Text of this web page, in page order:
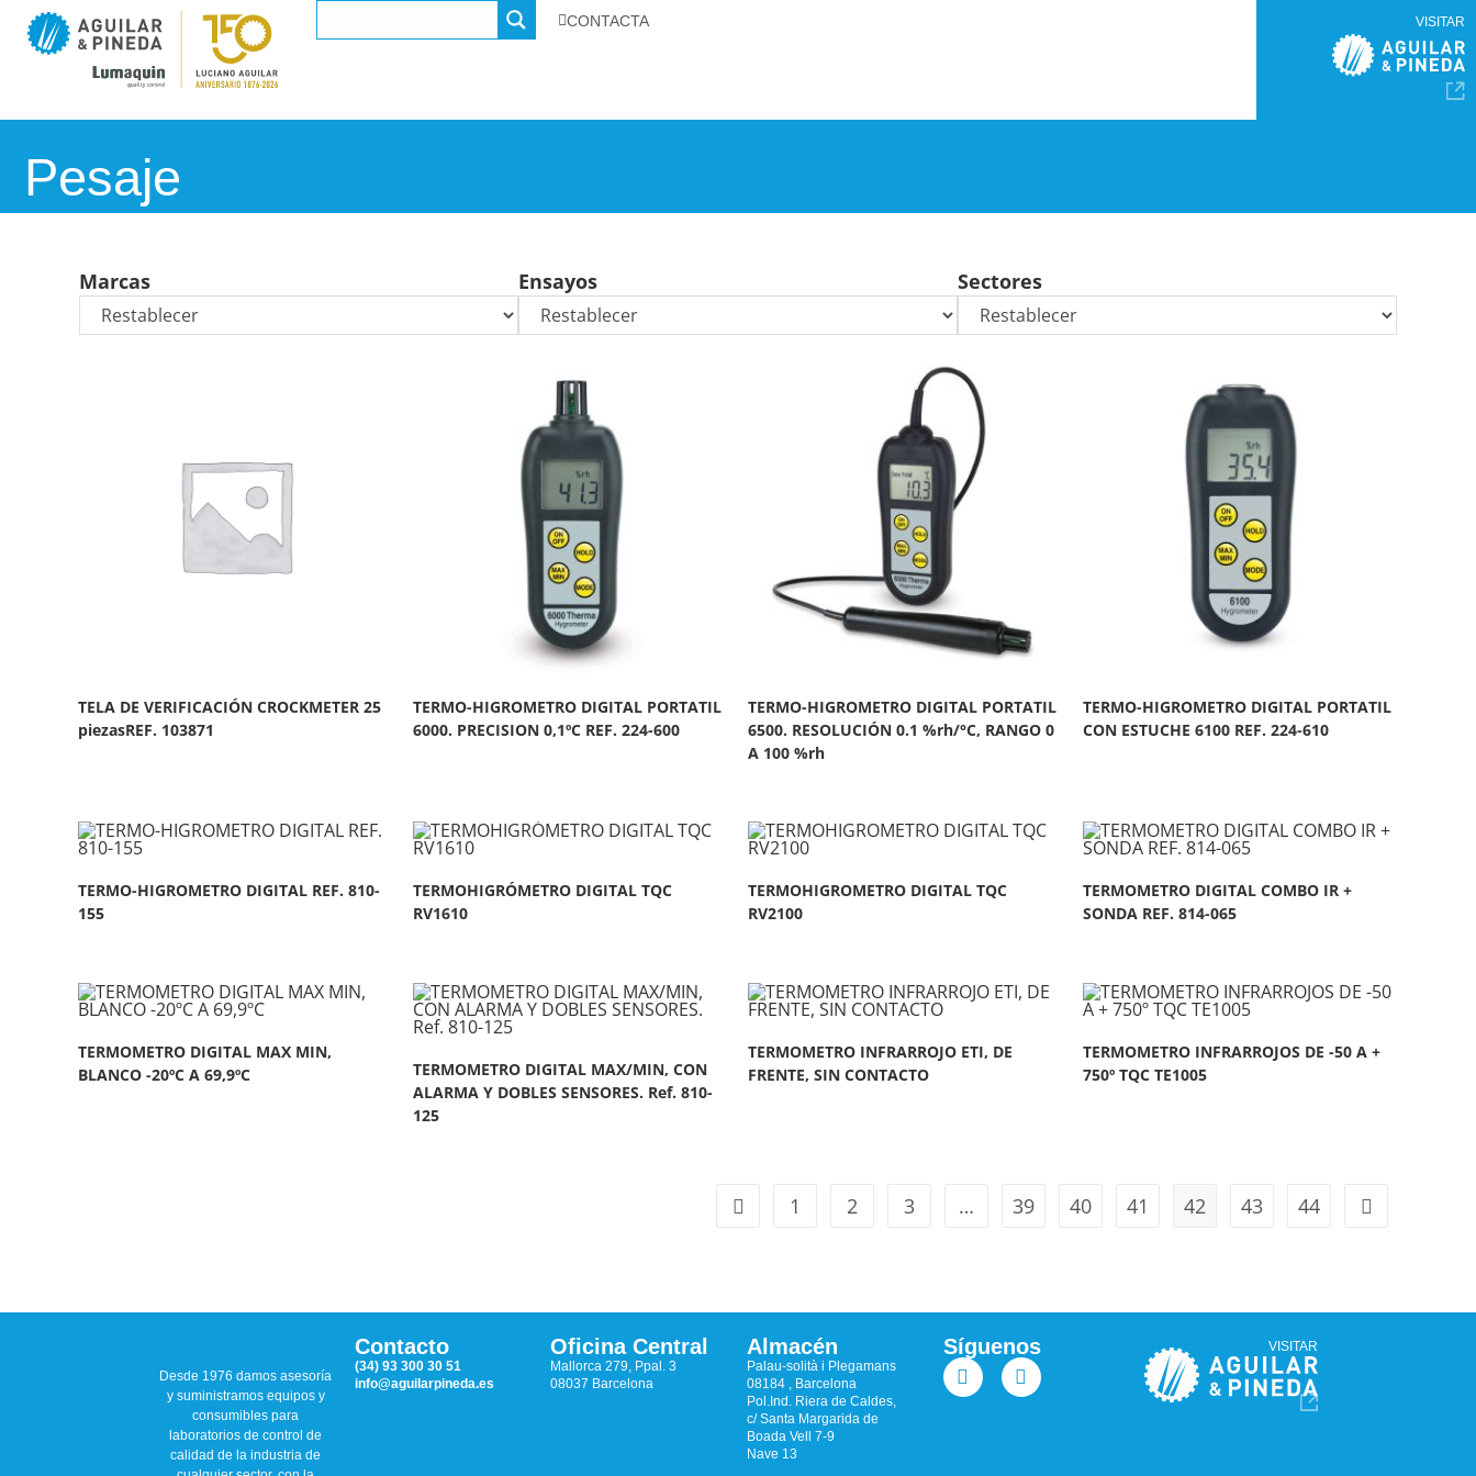
CONTACTA VISITAR
Pesaje
Marcas Ensayos Sectores
TELA DE VERIFICACIÓN CROCKMETER 25
piezasREF. 103871
TERMO-HIGROMETRO DIGITAL PORTATIL
6000. PRECISION 0,1ºC REF. 224-600
TERMO-HIGROMETRO DIGITAL PORTATIL
6500. RESOLUCIÓN 0.1 %rh/°C, RANGO 0
A 100 %rh
TERMO-HIGROMETRO DIGITAL PORTATIL
CON ESTUCHE 6100 REF. 224-610
TERMO-HIGROMETRO DIGITAL REF. 810-
155
TERMOHIGRÓMETRO DIGITAL TQC
RV1610
TERMOHIGROMETRO DIGITAL TQC
RV2100
TERMOMETRO DIGITAL COMBO IR +
SONDA REF. 814-065
TERMOMETRO DIGITAL MAX MIN,
BLANCO -20ºC A 69,9ºC
TERMOMETRO DIGITAL MAX/MIN, CON
ALARMA Y DOBLES SENSORES. Ref. 810-
125
TERMOMETRO INFRARROJO ETI, DE
FRENTE, SIN CONTACTO
TERMOMETRO INFRARROJOS DE -50 A +
750º TQC TE1005
1 2 3 … 39 40 41 42 43 44
Desde 1976 damos asesoría
y suministramos equipos y
consumibles para
laboratorios de control de
calidad de la industria de
Contacto
(34) 93 300 30 51
info@aguilarpineda.es
Oficina Central
Mallorca 279, Ppal. 3
08037 Barcelona
Almacén
Palau-solità i Plegamans
08184 , Barcelona
Pol.Ind. Riera de Caldes,
c/ Santa Margarida de
Boada Vell 7-9
Nave 13
Síguenos VISITAR